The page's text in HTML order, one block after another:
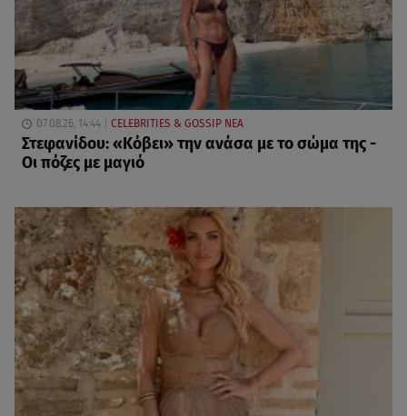
07.08.26, 14:44 CELEBRITIES & GOSSIP ΝΕΑ
Στεφανίδου: «Κόβει» την ανάσα με το σώμα της -
Οι πόζες με μαγιό